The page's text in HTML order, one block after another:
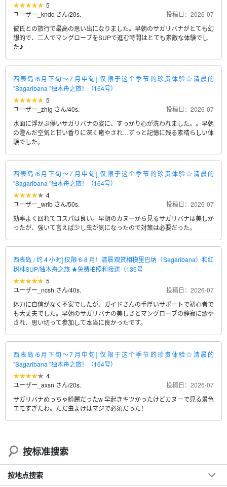
5
ユーザー_kndc さん/20s.
投稿日：2026-07
彼氏との旅行で最高の思い出になりました。早朝のサガリバナがとても幻
想的で、二人でマングローブをSUPで進む時間はとても素敵な体験でし
た♪
西表岛/6月下旬～7月中旬] 仅限于这个季节的珍贵体验☆清晨的
"Sagaribana "独木舟之旅！（164号）
5
ユーザー_zhig さん/40s.
投稿日：2026-07
水面に浮かぶ儚いサガリバナの姿に、すっかり心が洗われました。。早朝
の澄んだ空気と甘い香りに深く癒やされ…ずっと記憶に残る素晴らしい体
験でした。
西表岛/6月下旬～7月中旬] 仅限于这个季节的珍贵体验☆清晨的
"Sagaribana "独木舟之旅！（164号）
4
ユーザー_wrlb さん/50s.
投稿日：2026-07
効率よく回れてコスパは良い。早朝のカヌーから見るサガリバナは美しか
ったが、強いて言えば少し虫が気になったので対策は必要だった。
西表岛 / 约 4 小时] 仅限 6-8 月！清晨观赏相模里巴纳（Sagaribana）和红
树林SUP/独木舟之旅 ★免费拍照和接送（136号
5
ユーザー_ncsh さん/40s.
投稿日：2026-07
体力に自信がなく不安でしたが、ガイドさんの手厚いサポートで初心者で
も大丈夫でした。早朝のサガリバナの美しさとマングローブの静寂に癒や
され、思い切って参加して本当に良かったです。
西表岛/6月下旬～7月中旬] 仅限于这个季节的珍贵体验☆清晨的
"Sagaribana "独木舟之旅！（164号）
4
ユーザー_axsn さん/20s.
投稿日：2026-07
サガリバナめっちゃ綺麗だったw 早起きキツかったけどカヌーで見る景色
エモすぎたわ。ただ虫よけはマジで必須だった！
按标准搜索
按地点搜索